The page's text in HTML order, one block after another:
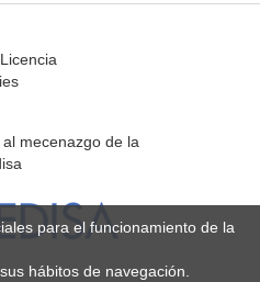
Licencia
mecenazgo de la
para el funcionamiento de la
hábitos de navegación.